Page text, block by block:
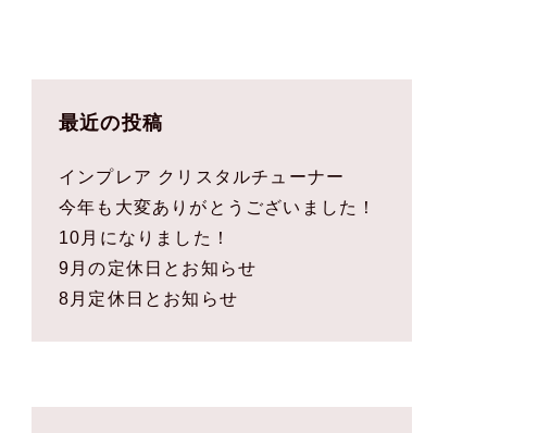
最近の投稿
インプレア クリスタルチューナー
今年も大変ありがとうございました！
10月になりました！
9月の定休日とお知らせ
8月定休日とお知らせ